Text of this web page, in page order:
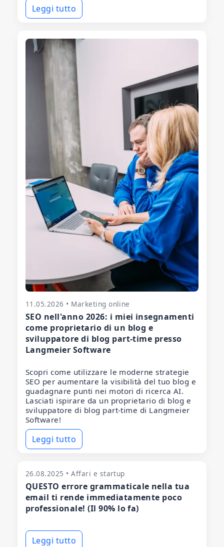
Leggi tutto
11.05.2026 • Marketing online
SEO nell'anno 2026: i miei insegnamenti
come proprietario di un blog e
sviluppatore di blog part-time presso
Langmeier Software
Scopri come utilizzare le moderne strategie
SEO per aumentare la visibilità del tuo blog e
guadagnare punti nei motori di ricerca AI.
Lasciati ispirare da un proprietario di blog e
sviluppatore di blog part-time di Langmeier
Software!
Leggi tutto
26.08.2025 • Affari e startup
QUESTO errore grammaticale nella tua
email ti rende immediatamente poco
professionale! (Il 90% lo fa)
Leggi tutto